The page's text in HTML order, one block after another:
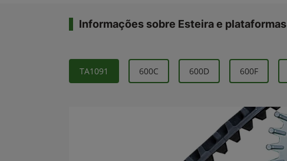
Informações sobre Esteira e plataformas
TA1091 600C 600D 600F